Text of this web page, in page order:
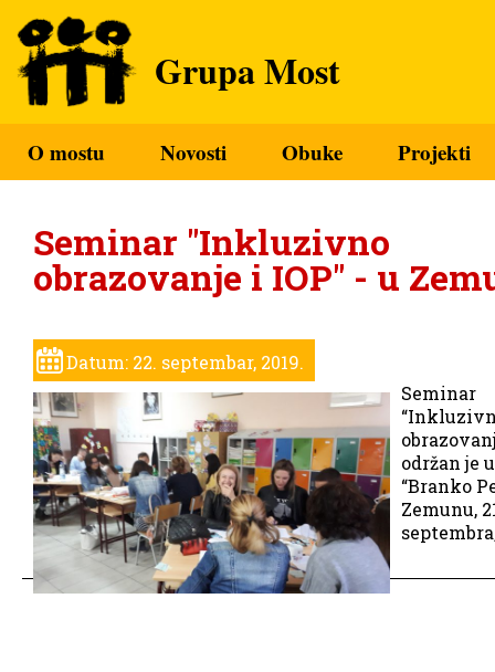
Grupa Most
O mostu Novosti Obuke Projekti
Seminar "Inkluzivno
obrazovanje i IOP" - u
Datum: 22. septembar, 2019.
Seminar
održan je
“Branko
Zemunu,